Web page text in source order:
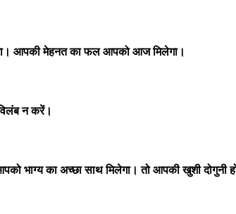
आपकी मेहनत का फल आपको आज मिलेगा।
न करें।
भाग्य का अच्छा साथ मिलेगा। तो आपकी खुशी दोगुनी